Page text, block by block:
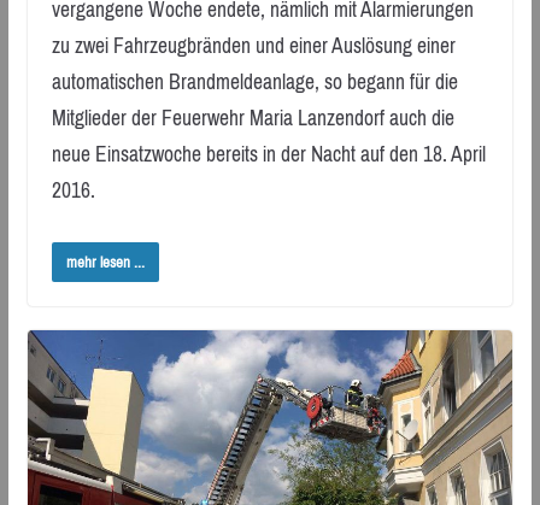
vergangene Woche endete, nämlich mit Alarmierungen
zu zwei Fahrzeugbränden und einer Auslösung einer
automatischen Brandmeldeanlage, so begann für die
Mitglieder der Feuerwehr Maria Lanzendorf auch die
neue Einsatzwoche bereits in der Nacht auf den 18. April
2016.
mehr lesen ...